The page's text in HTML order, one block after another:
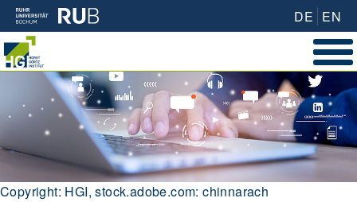
DE EN
Copyright: HGI, stock.adobe.com: chinnarach